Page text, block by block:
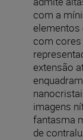
com a
elementos
com cores
extensão
imagens
fantasma
de